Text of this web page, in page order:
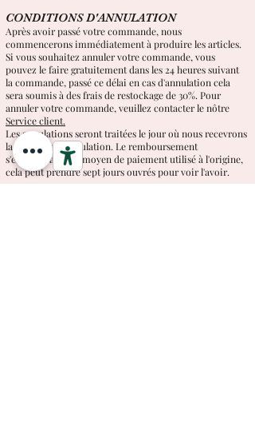
CONDITIONS D'ANNULATION
Après avoir passé votre commande, nous
commencerons immédiatement à produire les articles.
Si vous souhaitez annuler votre commande, vous
pouvez le faire gratuitement dans les 24 heures suivant
la commande, passé ce délai en cas d'annulation cela
sera soumis à des frais de restockage de 30%. Pour
annuler votre commande, veuillez contacter le nôtre
Service client.
Les annulations seront traitées le jour où nous recevrons
la demande d'annulation. Le remboursement
s'effectuera sur le moyen de paiement utilisé à l'origine,
cela peut prendre sept jours ouvrés pour voir l'avoir.